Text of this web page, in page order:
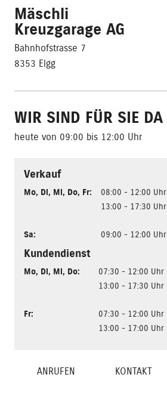
Mäschli
Kreuzgarage AG
Bahnhofstrasse 7
8353 Elgg
WIR SIND FÜR SIE DA
heute von 09:00 bis 12:00 Uhr
Verkauf
Mo, Di, Mi, Do, Fr:
08:00 - 12:00 Uhr
13:00 - 17:30 Uhr
Sa: 09:00 - 12:00 Uhr
Kundendienst
Mo, Di, Mi, Do:
07:30 - 12:00 Uhr
13:00 - 17:30 Uhr
Fr:
07:30 - 12:00 Uhr
13:00 - 17:00 Uhr
ANRUFEN KONTAKT